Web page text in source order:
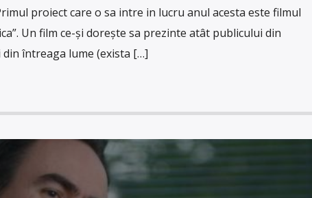
proiect care o sa intre in lucru anul acesta este filmul
Un film ce-și dorește sa prezinte atât publicului din
întreaga lume (exista […]